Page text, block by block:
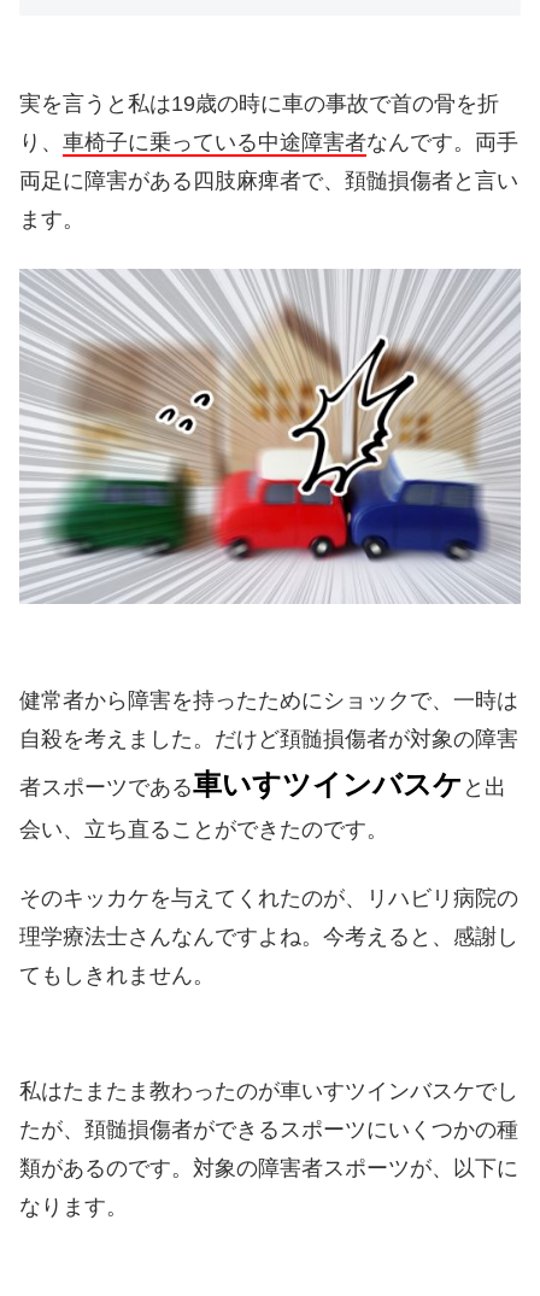
実を言うと私は19歳の時に車の事故で首の骨を折
り、 車椅子に乗っている中途障害者なんです。両手
両足に障害がある四肢麻痺者で、頚髄損傷者と言い
ます。
健常者から障害を持ったためにショックで、一時は
自殺を考えました。だけど頚髄損傷者が対象の障害
者スポーツである車いすツインバスケ と出
会い、立ち直ることができたのです。
そのキッカケを与えてくれたのが、リハビリ病院の
理学療法士さんなんですよね。今考えると、感謝し
てもしきれません。
私はたまたま教わったのが車いすツインバスケでし
たが、頚髄損傷者ができるスポーツにいくつかの種
類があるのです。対象の障害者スポーツが、以下に
なります。